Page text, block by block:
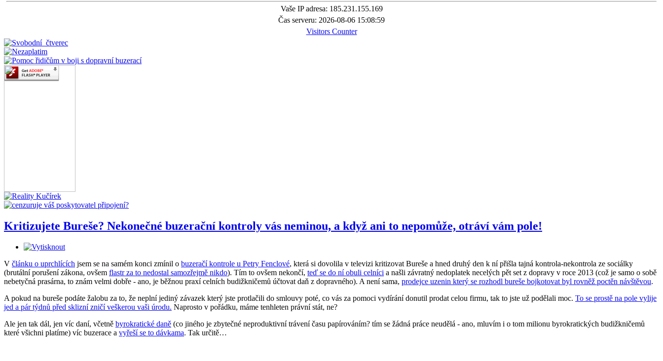
Vaše IP adresa: 185.231.155.169
Čas serveru: 2026-08-06 15:08:59
Visitors Counter
Kritizujete Bureše? Nekonečné buzerační kontroly vás neminou, a když ani to nepomůže, otráví vám pole!
V článku o uprchlících jsem se na samém konci zmínil o buzeračí kontrole u Petry Fenclové, která si dovolila v televizi kritizovat Bureše a hned druhý den k ní přišla tajná kontrola-nekontrola ze sociálky
(brutální porušení zákona, ovšem flastr za to nedostal samozřejmě nikdo). Tím to ovšem nekončí, teď se do ní obuli celníci a našli závratný nedoplatek necelých pět set z dopravy v roce 2013 (což je samo o sobě
nebetyčná prasárna, to znám velmi dobře - ano, je běžnou praxí celních budižkničemů účtovat daň z dopravného). A není sama, prodejce uzenin který se rozhodl bureše bojkotovat byl rovněž poctěn návštěvou.
A pokud na bureše podáte žalobu za to, že neplní jediný závazek který jste protlačili do smlouvy poté, co vás za pomoci vydírání donutil prodat celou firmu, tak to jste už podělali moc. To se prostě na pole vylije
jed a pár týdnů před sklizní zničí veškerou vaši úrodu. Naprosto v pořádku, máme tenhleten právní stát, ne?
Ale jen tak dál, jen víc daní, včetně byrokratické daně (co jiného je zbytečné neproduktivní trávení času papírováním? tím se žádná práce neudělá - ano, mluvím i o tom milionu byrokratických budižkničemů
které všichni platíme) víc buzerace a vyřeší se to dávkama. Tak určitě…